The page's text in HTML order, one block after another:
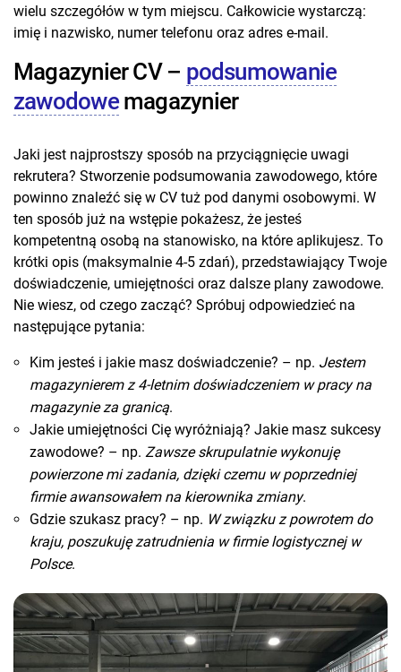
wielu szczegółów w tym miejscu. Całkowicie wystarczą:
imię i nazwisko, numer telefonu oraz adres e-mail.
Magazynier CV – podsumowanie
zawodowemagazynier
Jaki jest najprostszy sposób na przyciągnięcie uwagi
rekrutera? Stworzenie podsumowania zawodowego, które
powinno znaleźć się w CV tuż pod danymi osobowymi. W
ten sposób już na wstępie pokażesz, że jesteś
kompetentną osobą na stanowisko, na które aplikujesz. To
krótki opis (maksymalnie 4-5 zdań), przedstawiający Twoje
doświadczenie, umiejętności oraz dalsze plany zawodowe.
Nie wiesz, od czego zacząć? Spróbuj odpowiedzieć na
następujące pytania:
Kim jesteś i jakie masz doświadczenie? – np. Jestem
magazynierem z 4-letnim doświadczeniem w pracy na
magazynie za granicą.
Jakie umiejętności Cię wyróżniają? Jakie masz sukcesy
zawodowe? – np. Zawsze skrupulatnie wykonuję
powierzone mi zadania, dzięki czemu w poprzedniej
firmie awansowałem na kierownika zmiany.
Gdzie szukasz pracy? – np. W związku z powrotem do
kraju, poszukuję zatrudnienia w firmie logistycznej w
Polsce.